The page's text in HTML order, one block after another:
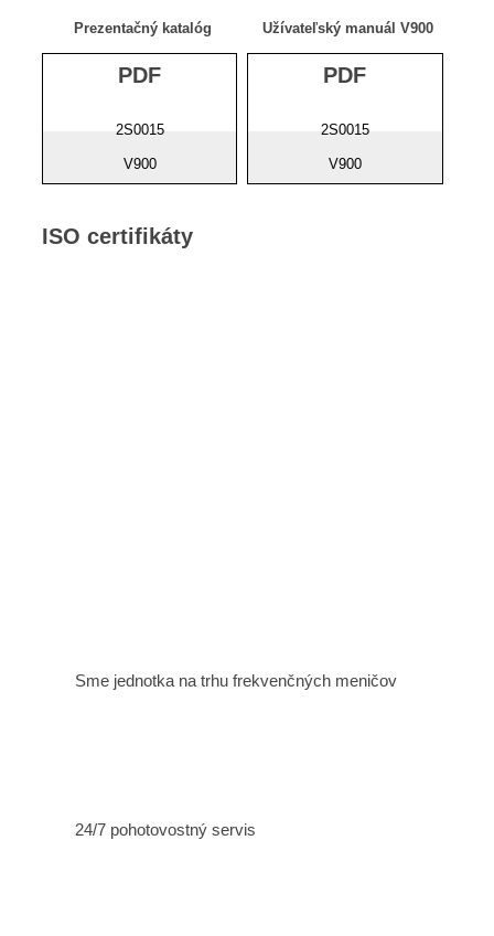
Prezentačný katalóg
PDF
2S0015
V900
Užívateľský manuál V900
PDF
2S0015
V900
ISO certifikáty
Sme jednotka na trhu frekvenčných meničov
24/7 pohotovostný servis